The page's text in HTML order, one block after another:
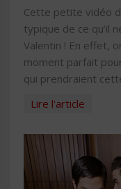
Cette petite vidéo
typique de ce qu’il
Valentin ! En effet,
moment parfait
qui prendraient
Lire l'article